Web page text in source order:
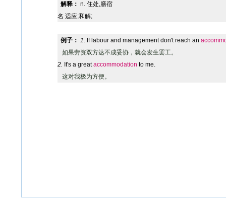
解释： n. 住处,膳宿
名 适应;和解;
例子： 1. If labour and management don't reach an
如果劳资双方达不成妥协，就会发生罢工。
2. It's a greataccommodation to me.
这对我极为方便。